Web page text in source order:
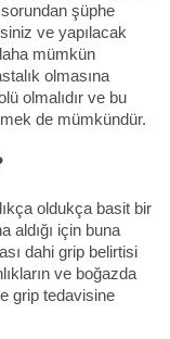
şüphe
ve yapılacak
mümkün
olmasına
olmalıdır ve bu
de mümkündür.
oldukça basit bir
aldığı için buna
dahi grip belirtisi
ve boğazda
grip tedavisine